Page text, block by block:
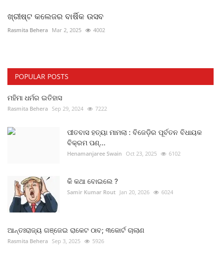
ଖ୍ରୀଷ୍ଟ କଲେଜର ବାର୍ଷିକ ଉସବ
Rasmita Behera Mar 2, 2025 4002
POPULAR POSTS
ମହିମା ଧର୍ମର ଇତିହାସ
Rasmita Behera Sep 29, 2024 7222
ପୀତବାସ ହତ୍ୟା ମାମଲା : ବିଜେଡ଼ିର ପୂର୍ବତନ ବିଧାୟକ
ବିକ୍ରମ ପଣ୍...
Henamanjaree Swain Oct 23, 2025 6102
କି କଥା ବୋଇଲେ ?
Samir Kumar Rout Jan 20, 2026 6024
ଆନ୍ତଃରାଜ୍ୟ ଗଞ୍ଜେଇ ରାକେଟ ଠାବ; ୩କୋର୍ଟ ଚାଲାଣ
Rasmita Behera Sep 3, 2025 5926